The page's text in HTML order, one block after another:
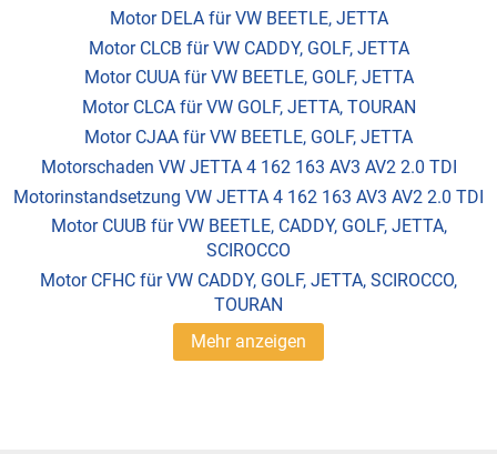
Motor DELA für VW BEETLE, JETTA
Motor CLCB für VW CADDY, GOLF, JETTA
Motor CUUA für VW BEETLE, GOLF, JETTA
Motor CLCA für VW GOLF, JETTA, TOURAN
Motor CJAA für VW BEETLE, GOLF, JETTA
Motorschaden VW JETTA 4 162 163 AV3 AV2 2.0 TDI
Motorinstandsetzung VW JETTA 4 162 163 AV3 AV2 2.0 TDI
Motor CUUB für VW BEETLE, CADDY, GOLF, JETTA,
SCIROCCO
Motor CFHC für VW CADDY, GOLF, JETTA, SCIROCCO,
TOURAN
Mehr anzeigen